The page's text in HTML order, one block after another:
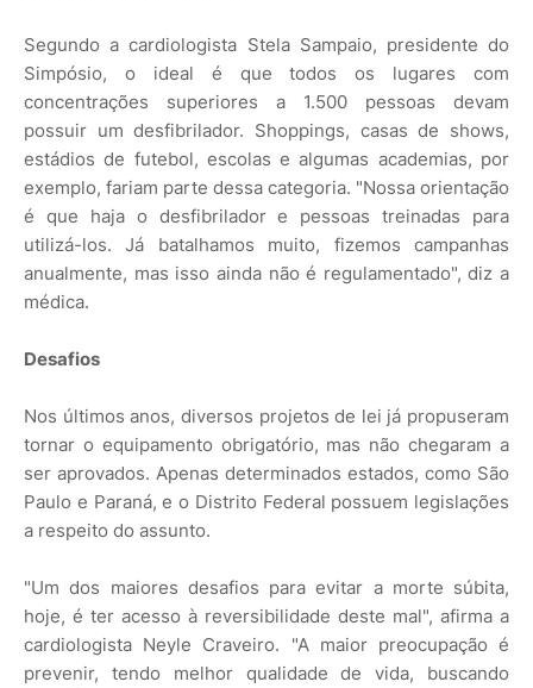
Segundo a cardiologista Stela Sampaio, presidente do
Simpósio, o ideal é que todos os lugares com
concentrações superiores a 1.500 pessoas devam
possuir um desfibrilador. Shoppings, casas de shows,
estádios de futebol, escolas e algumas academias, por
exemplo, fariam parte dessa categoria. "Nossa orientação
é que haja o desfibrilador e pessoas treinadas para
utilizá-los. Já batalhamos muito, fizemos campanhas
anualmente, mas isso ainda não é regulamentado", diz a
médica.
Desafios
Nos últimos anos, diversos projetos de lei já propuseram
tornar o equipamento obrigatório, mas não chegaram a
ser aprovados. Apenas determinados estados, como São
Paulo e Paraná, e o Distrito Federal possuem legislações
a respeito do assunto.
"Um dos maiores desafios para evitar a morte súbita,
hoje, é ter acesso à reversibilidade deste mal", afirma a
cardiologista Neyle Craveiro. "A maior preocupação é
prevenir, tendo melhor qualidade de vida, buscando